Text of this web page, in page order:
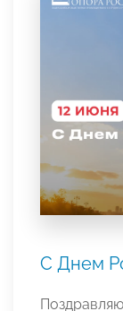
С Днем